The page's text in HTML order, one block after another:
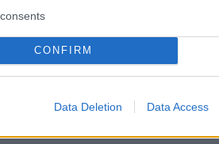
CONFIRM
Data Deletion Data Access
ο
του Τραμπ
«Επιχείρηση Epic Fury»